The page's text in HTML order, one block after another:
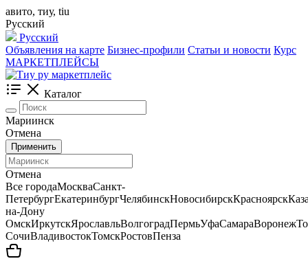
авито, тиу, tiu
Русский
Русский
Объявления на карте Бизнес-профили Статьи и новости Курс
МАРКЕТПЛЕЙСЫ
Каталог
Мариинск
Отмена
Применить
Отмена
Все городаМоскваСанкт-
ПетербургЕкатеринбургЧелябинскНовосибирскКрасноярск
на-Дону
ОмскИркутскЯрославльВолгоградПермьУфаСамараВоронеж
СочиВладивостокТомскРостовПенза